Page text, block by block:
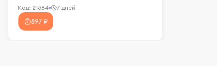
Код: 21684 7 дней
897 ₽